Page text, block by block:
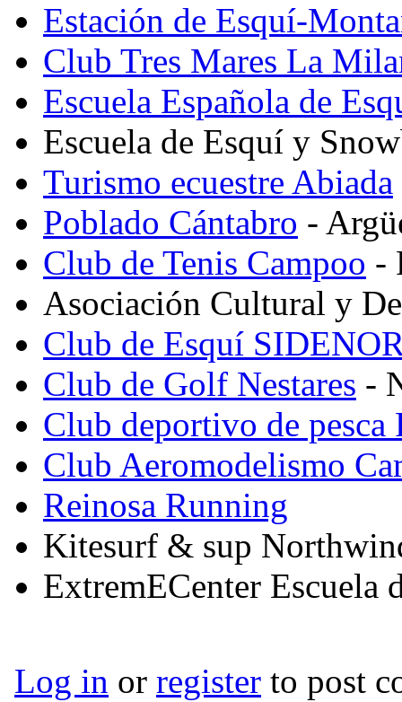
Estación de Esquí-
Club Tres Mares La
Escuela Española de
Escuela de Esquí y
Turismo ecuestre Abiada
Poblado Cántabro -
Club de Tenis Campoo -
Asociación Cultural y
Club de Esquí
Club de Golf Nestares -
Club deportivo de pesca
Club Aeromodelismo
Reinosa Running
Kitesurf & sup
ExtremECenter Escuela
Log in or register to post